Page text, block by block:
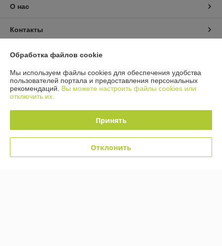
О нас
Контакты
Доставка и оплата
График работы
Полная версия сайта
Политика обработки cookies
Сайт создан на платформе Deal.by
Обработка файлов cookie
Мы используем файлы cookies для обеспечения удобства
пользователей портала и предоставления персональных
рекомендаций. Вы можете настроить файлы cookies или
отключить их.
Принять
Отклонить